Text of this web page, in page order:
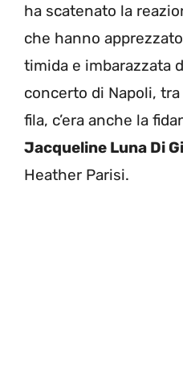
ha scatenato la
che hanno
timida e imbarazzata
concerto di Napoli,
fila, c’era anche la
Jacqueline Luna Di
Heather Parisi.